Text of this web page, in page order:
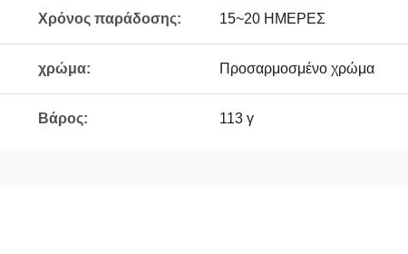
Χρόνος παράδοσης: 15~20 ΗΜΕΡΕΣ
χρώμα: Προσαρμοσμένο χρώμα
Βάρος: 113 γ